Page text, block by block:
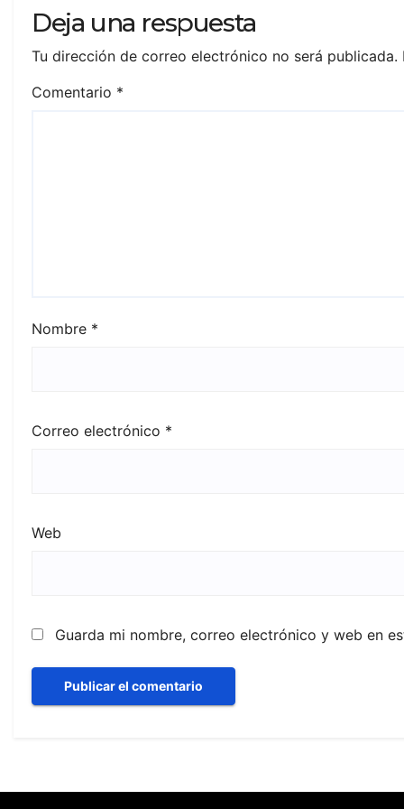
Deja una respuesta
Tu dirección de correo electrónico no será publicada.
Comentario *
Nombre *
Correo electrónico *
Web
Guarda mi nombre, correo electrónico y web en